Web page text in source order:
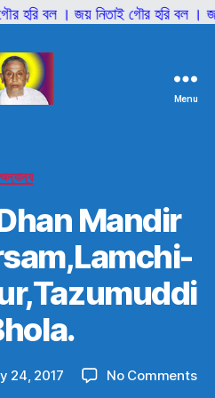
হরি বল । জয় নিতাই গৌর হরি বল ।
বাবাজী
Menu
Categories
অন্যান্য
Mandir
24, 2017 No Commentson